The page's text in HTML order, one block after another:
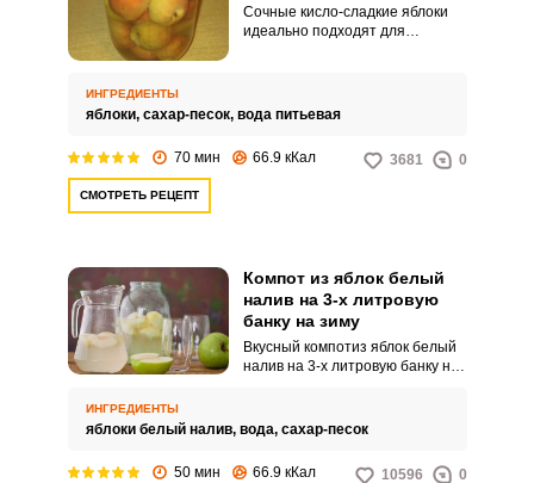
Сочные кисло-сладкие яблоки
идеально подходят для
из яблок на 3-ех литровую банку.
ИНГРЕДИЕНТЫ
яблоки, сахар-песок, вода питьевая
70 мин 66.9 кКал 3681 0
СМОТРЕТЬ РЕЦЕПТ
Компот из яблок белый
налив на 3-х литровую
банку на зиму
Вкусный компотиз яблок белый
налив на 3-х литровую банку на
полезный, он утолит жажду
готовить его очень просто!
ИНГРЕДИЕНТЫ
яблоки белый налив, вода, сахар-песок
50 мин 66.9 кКал 10596 0
Войдите
с помощью социальных сетей: